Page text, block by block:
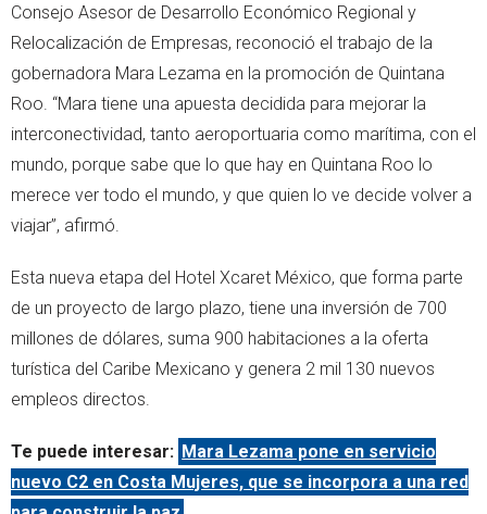
Consejo Asesor de Desarrollo Económico Regional y
Relocalización de Empresas, reconoció el trabajo de la
gobernadora Mara Lezama en la promoción de Quintana
Roo. “Mara tiene una apuesta decidida para mejorar la
interconectividad, tanto aeroportuaria como marítima, con el
mundo, porque sabe que lo que hay en Quintana Roo lo
merece ver todo el mundo, y que quien lo ve decide volver a
viajar”, afirmó.
Esta nueva etapa del Hotel Xcaret México, que forma parte
de un proyecto de largo plazo, tiene una inversión de 700
millones de dólares, suma 900 habitaciones a la oferta
turística del Caribe Mexicano y genera 2 mil 130 nuevos
empleos directos.
Te puede interesar: Mara Lezama pone en servicio
nuevo C2 en Costa Mujeres, que se incorpora a una red